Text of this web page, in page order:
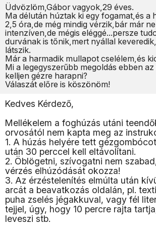
Üdvözlöm,Gábor vagyok,29 éves.
Ma délután húztak ki egy fogamat,és a
2,5 óra,de még mindig vérzik,bár már
intenzíven,de mégis eléggé...persze
durvának is tőnik,mert nyállal
látszik.
Már a harmadik mullapot cselélem,és
Mi a legegyszerűbb megoldás ebben
kelljen gézre harapni?
Válaszát előre is köszönöm!
Kedves Kérdező,
Mellékelem a foghúzás utáni
orvosától nem kapta meg az
1. A húzás helyére tett
után 30 perccel kell eltávolítani.
2. Öblögetni, szívogatni nem
vérzés elhúzódását okozza!
3. Az érzéstelenítés elmúlta után
arcát a beavatkozás oldalán, pl.
puha zselés jégakkuval, vagy fél
tejjel, úgy, hogy 10 percre rajta
leveszi stb.